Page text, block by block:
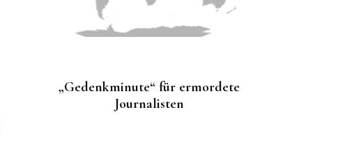
„Gedenkminute“ für ermordete
Journalisten